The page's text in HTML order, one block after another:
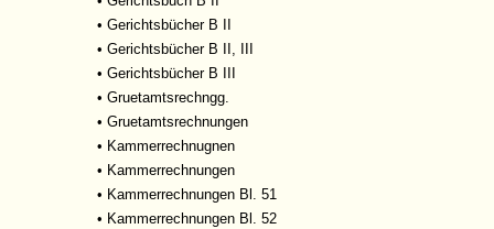
• Gerichtsbücher B II
• Gerichtsbücher B II, III
• Gerichtsbücher B III
• Gruetamtsrechngg.
• Gruetamtsrechnungen
• Kammerrechnugnen
• Kammerrechnungen
• Kammerrechnungen Bl. 51
• Kammerrechnungen Bl. 52